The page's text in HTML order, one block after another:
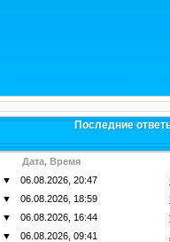
Последние
Дата, Время
▼ 06.08.2026, 20:47
▼ 06.08.2026, 18:59
▼ 06.08.2026, 16:44
▼ 06.08.2026, 09:41